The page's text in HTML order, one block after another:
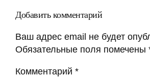
Добавить комментарий
Ваш адрес email не будет
Обязательные поля помечены
Комментарий *